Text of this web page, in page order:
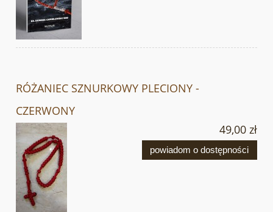
RÓŻANIEC SZNURKOWY PLECIONY -
CZERWONY
49,00 zł
powiadom o dostępności